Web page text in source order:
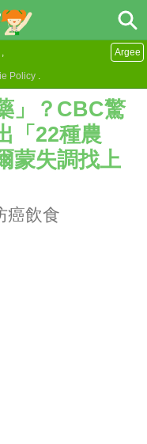
Policy .
Argee
」？CBC驚
「22種農
蒙失調找上
癌飲食